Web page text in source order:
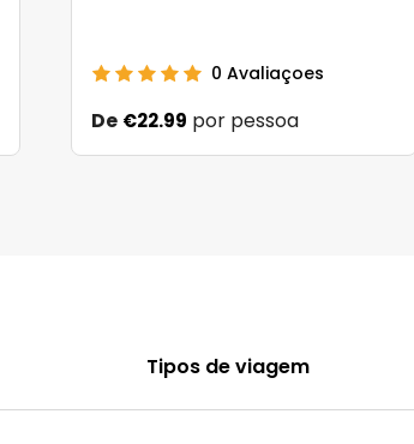
0 Avaliaçoes
De €22.99 por pessoa
Tipos de viagem